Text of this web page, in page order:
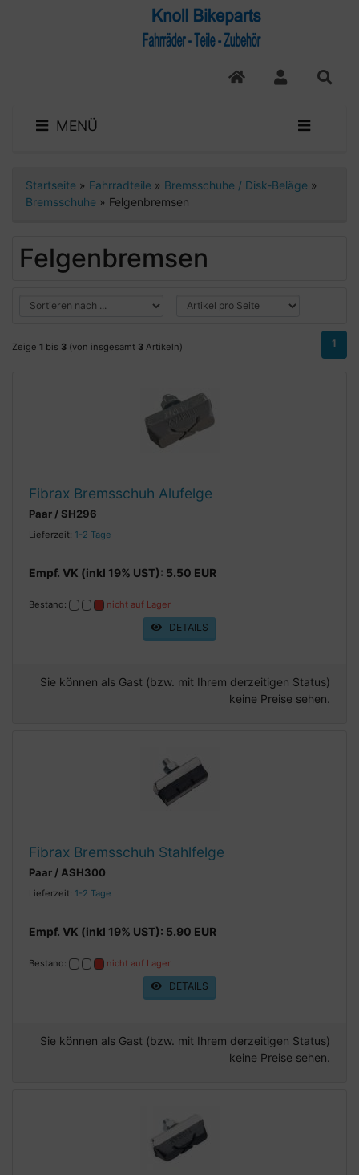
MENÜ
Startseite » Fahrradteile » Bremsschuhe / Disk-Beläge »
Bremsschuhe » Felgenbremsen
Felgenbremsen
Zeige 1 bis 3 (von insgesamt 3 Artikeln) 1
Fibrax Bremsschuh Alufelge
Paar / SH296
Lieferzeit: 1-2 Tage
Empf. VK (inkl 19% UST): 5.50 EUR
Bestand: nicht auf Lager
DETAILS
Sie können als Gast (bzw. mit Ihrem derzeitigen Status)
keine Preise sehen.
Fibrax Bremsschuh Stahlfelge
Paar / ASH300
Lieferzeit: 1-2 Tage
Empf. VK (inkl 19% UST): 5.90 EUR
Bestand: nicht auf Lager
DETAILS
Sie können als Gast (bzw. mit Ihrem derzeitigen Status)
keine Preise sehen.